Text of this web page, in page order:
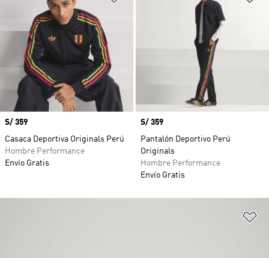
Precio
S/ 359
Casaca Deportiva Originals Perú
Hombre Performance
Envío Gratis
Precio
S/ 359
Pantalón Deportivo Perú
Originals
Hombre Performance
Envío Gratis